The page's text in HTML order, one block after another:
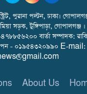
পুরানা পল্টন, ঢাকা।
সড়ক, টুঙ্গিপাড়া, গোপালগঞ্জ
বার্তা সম্পাদক:
- ০১৯৫৪৩২০৯৯০ E-mail:
About Us